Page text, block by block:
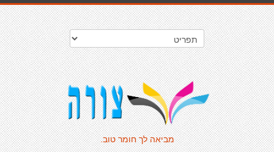
מביאה לך חומר טוב.